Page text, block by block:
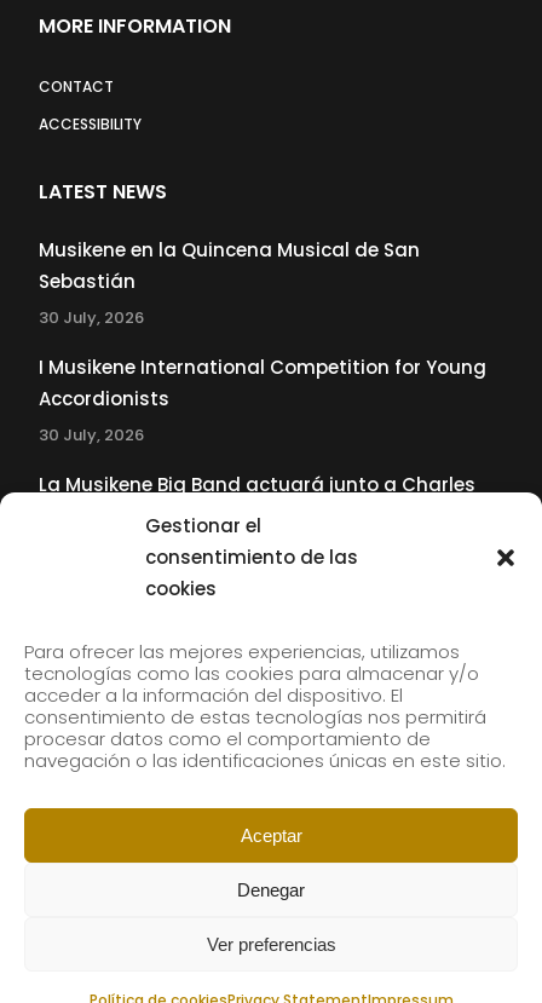
Gestionar el
consentimiento de las
cookies
Para ofrecer las mejores experiencias, utilizamos
tecnologías como las cookies para almacenar y/o
acceder a la información del dispositivo. El
consentimiento de estas tecnologías nos permitirá
procesar datos como el comportamiento de
navegación o las identificaciones únicas en este sitio.
Aceptar
Denegar
Ver preferencias
MORE INFORMATION
CONTACT
ACCESSIBILITY
LATEST NEWS
Musikene en la Quincena Musical de San
Sebastián
30 July, 2026
I Musikene International Competition for Young
Accordionists
30 July, 2026
La Musikene Big Band actuará junto a Charles
Tolliver en el 61 Jazzaldia
Subscribe to our newsletter to receive our news by
email.